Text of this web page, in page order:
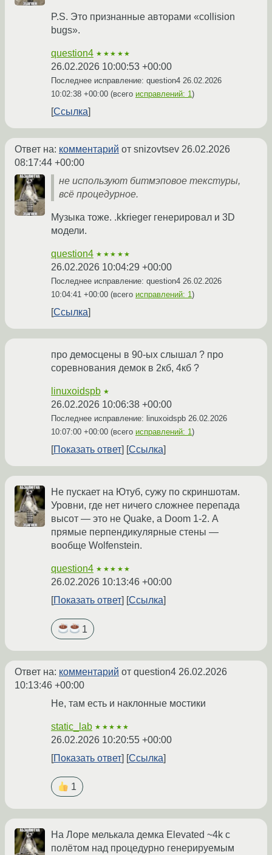
P.S. Это признанные авторами «collision
bugs».
question4 ★★★★★
26.02.2026 10:00:53 +00:00
Последнее исправление: question4 26.02.2026
10:02:38 +00:00 (всего исправлений: 1)
Ссылка
Ответ на: комментарий от snizovtsev 26.02.2026
08:17:44 +00:00
не используют битмэповое текстуры,
всё процедурное.
Музыка тоже. .kkrieger генерировал и 3D
модели.
question4 ★★★★★
26.02.2026 10:04:29 +00:00
Последнее исправление: question4 26.02.2026
10:04:41 +00:00 (всего исправлений: 1)
Ссылка
про демосцены в 90-ых слышал ? про
соревнования демок в 2кб, 4кб ?
linuxoidspb ★
26.02.2026 10:06:38 +00:00
Последнее исправление: linuxoidspb 26.02.2026
10:07:00 +00:00 (всего исправлений: 1)
Показать ответ Ссылка
Не пускает на Ютуб, сужу по скриншотам.
Уровни, где нет ничего сложнее перепада
высот — это не Quake, а Doom 1-2. А
прямые перпендикулярные стены —
вообще Wolfenstein.
question4 ★★★★★
26.02.2026 10:13:46 +00:00
Показать ответ
Ссылка
1
Ответ на: комментарий от question4 26.02.2026
10:13:46 +00:00
Не, там есть и наклонные мостики
static_lab ★★★★★
26.02.2026 10:20:55 +00:00
Показать ответ
Ссылка
1
На Лоре мелькала демка Elevated ~4k с
полётом над процедурно генерируемым